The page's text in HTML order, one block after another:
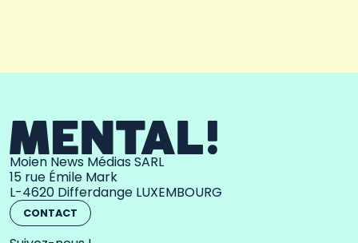
Moien News Médias SARL
15 rue Émile Mark
L-4620 Differdange LUXEMBOURG
CONTACT